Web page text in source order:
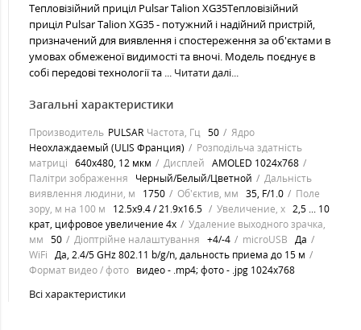
Тепловізійний приціл Pulsar Talion XG35Тепловізійний
приціл Pulsar Talion XG35 - потужний і надійний пристрій,
призначений для виявлення і спостереження за об'єктами в
умовах обмеженої видимості та вночі. Модель поєднує в
собі передові технології та ... Читати далі...
Загальні характеристики
Производитель PULSAR Частота, Гц 50
Ядро
Неохлаждаемый (ULIS Франция)
Розподільча здатність
матриці 640x480, 12 мкм Дисплей AMOLED 1024x768
Палітри зображення
Черный/Белый/Цветной
Дальність
виявлення людини, м
1750 Об'єктив, мм 35, F/1.0
Поле
зору, м на 100 м
12.5x9.4 / 21.9x16.5 Увеличение, х 2,5 ... 10
крат, цифровое увеличение 4х
Удаление выходного зрачка,
мм 50 Діоптрійне налаштування +4/-4 microUSB Да
WiFi Да, 2.4/5 GHz 802.11 b/g/n, дальность приема до 15 м
Формат видео / фото видео - .mp4; фото - .jpg 1024x768
Всі характеристики